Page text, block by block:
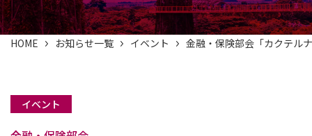
HOME お知らせ一覧 イベント 金融・保険部会「カクテル
イベント